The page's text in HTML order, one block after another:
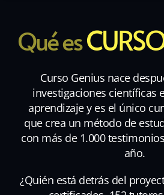
Qué es
Curso Genius nace
investigaciones científicas
aprendizaje y es el único
que crea un método de
con más de 1.000
año.
¿Quién está detrás del